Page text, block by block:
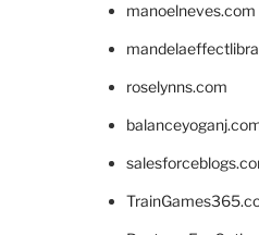
manoelneves.com
roselynns.com